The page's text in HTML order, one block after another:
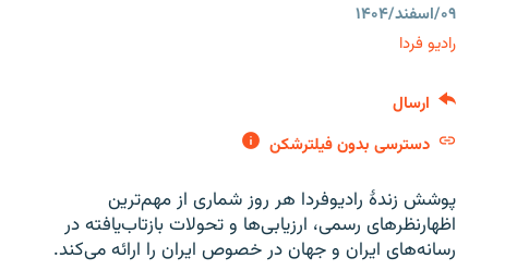
۰۹/اسفند/۱۴۰۴
رادیو فردا
ارسال
دسترسی بدون فیلترشکن
پوشش زندهٔ رادیوفردا هر روز شماری از مهم‌ترین
اظهارنظرهای رسمی، ارزیابی‌ها و تحولات بازتاب‌یافته در
رسانه‌های ایران و جهان در خصوص ایران را ارائه می‌کند.